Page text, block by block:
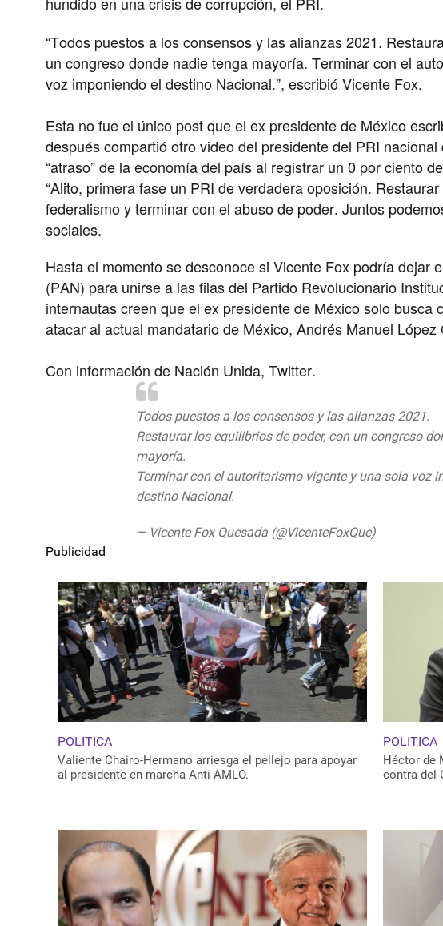
“Todos puestos a los consensos y las alianzas 2021.
un congreso donde nadie tenga mayoría. Terminar con el
voz imponiendo el destino Nacional.”, escribió Vicente Fox.
Esta no fue el único post que el ex presidente de México
después compartió otro video del presidente del PRI
“atraso” de la economía del país al registrar un 0 por ciento
“Alito, primera fase un PRI de verdadera oposición.
federalismo y terminar con el abuso de poder. Juntos
sociales.
Hasta el momento se desconoce si Vicente Fox podría dejar
(PAN) para unirse a las filas del Partido Revolucionario
internautas creen que el ex presidente de México solo busca
atacar al actual mandatario de México, Andrés Manuel López
Con información de Nación Unida, Twitter.
Todos puestos a los consensos y las alianzas 2021.
Restaurar los equilibrios de poder, con un congreso
mayoría.
Terminar con el autoritarismo vigente y una sola voz
destino Nacional.
— Vicente Fox Quesada (@VicenteFoxQue)
Publicidad
POLITICA
Valiente Chairo-Hermano arriesga el pellejo para apoyar
al presidente en marcha Anti AMLO.
POLITICA
Héctor de
contra del